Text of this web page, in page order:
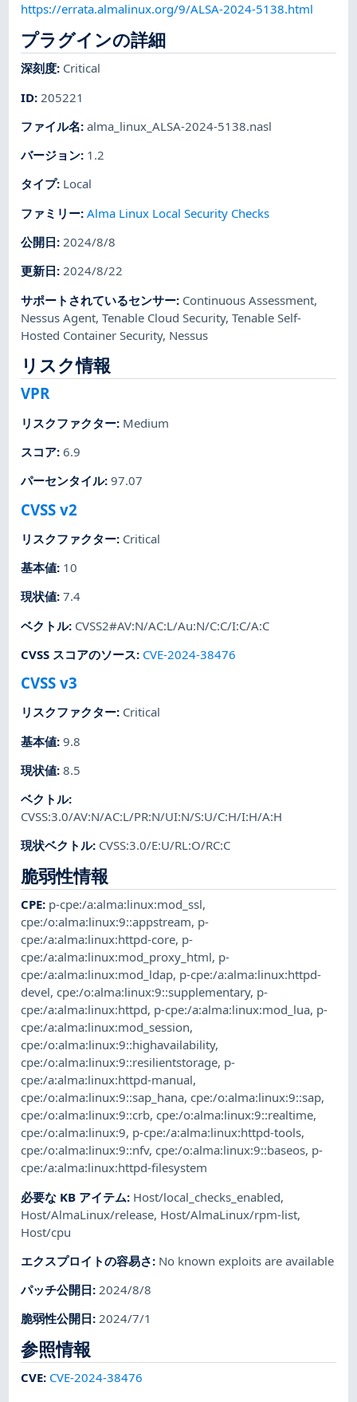
https://errata.almalinux.org/9/ALSA-2024-5138.html
プラグインの詳細
深刻度: Critical
ID: 205221
ファイル名:alma_linux_ALSA-2024-5138.nasl
バージョン: 1.2
タイプ: Local
ファミリー:Alma Linux Local Security Checks
公開日:2024/8/8
更新日:2024/8/22
サポートされているセンサー: Continuous Assessment,
Nessus Agent,Tenable Cloud Security,Tenable Self-
Hosted Container Security, Nessus
リスク情報
VPR
リスクファクター: Medium
スコア:6.9
パーセンタイル:97.07
CVSS v2
リスクファクター: Critical
基本値: 10
現状値:7.4
ベクトル: CVSS2#AV:N/AC:L/Au:N/C:C/I:C/A:C
CVSS スコアのソース: CVE-2024-38476
CVSS v3
リスクファクター: Critical
基本値:9.8
現状値:8.5
ベクトル:
CVSS:3.0/AV:N/AC:L/PR:N/UI:N/S:U/C:H/I:H/A:H
現状ベクトル: CVSS:3.0/E:U/RL:O/RC:C
脆弱性情報
CPE: p-cpe:/a:alma:linux:mod_ssl,
cpe:/o:alma:linux:9::appstream, p-
cpe:/a:alma:linux:httpd-core, p-
cpe:/a:alma:linux:mod_proxy_html, p-
cpe:/a:alma:linux:mod_ldap, p-cpe:/a:alma:linux:httpd-
devel,cpe:/o:alma:linux:9::supplementary, p-
cpe:/a:alma:linux:httpd, p-cpe:/a:alma:linux:mod_lua, p-
cpe:/a:alma:linux:mod_session,
cpe:/o:alma:linux:9::highavailability,
cpe:/o:alma:linux:9::resilientstorage, p-
cpe:/a:alma:linux:httpd-manual,
cpe:/o:alma:linux:9::sap_hana,cpe:/o:alma:linux:9::sap,
cpe:/o:alma:linux:9::crb,cpe:/o:alma:linux:9::realtime,
cpe:/o:alma:linux:9, p-cpe:/a:alma:linux:httpd-tools,
cpe:/o:alma:linux:9::nfv,cpe:/o:alma:linux:9::baseos, p-
cpe:/a:alma:linux:httpd-filesystem
必要な KB アイテム: Host/local_checks_enabled,
Host/AlmaLinux/release, Host/AlmaLinux/rpm-list,
Host/cpu
エクスプロイトの容易さ: No known exploits are available
パッチ公開日:2024/8/8
脆弱性公開日:2024/7/1
参照情報
CVE: CVE-2024-38476